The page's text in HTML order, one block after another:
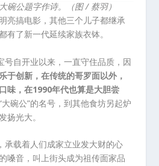
碗公题字作诗。（图 / 蔡羽）
亮搞电影，其他三个儿子都继承
有了新一代延续家族衣钵。
号自开业以来，一直守住品质，因
于创新，在传统的哥罗面以外，
味，在1990年代也算是大胆尝
碗公”的名号，到其他食坊另起炉
扬光大。
承载着人们成家立业发大财的心
嗓音，叫上街头成为祖传面家品